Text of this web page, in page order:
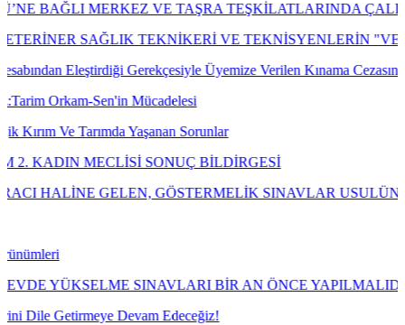
MERKEZ VE TAŞRA TEŞKİLATLARINDA ÇALIŞAN
SAĞLIK TEKNİKERİ VE TEKNİSYENLERİN
Gerekçesiyle Üyemize Verilen Kınama Cezasının İptali İçin
Sen'in Mücadelesi
Yaşanan Sorunlar
MECLİSİ SONUÇ BİLDİRGESİ
GELEN, GÖSTERMELİK SINAVLAR USULÜNE
SINAVLARI BİR AN ÖNCE YAPILMALIDIR!
Devam Edeceğiz!